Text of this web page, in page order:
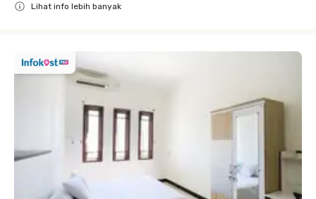
Lihat info lebih banyak